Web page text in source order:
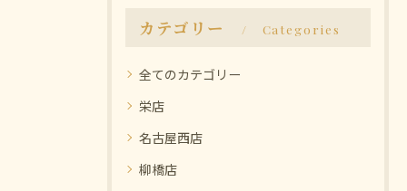
カテゴリー Categories
全てのカテゴリー
栄店
名古屋西店
柳橋店